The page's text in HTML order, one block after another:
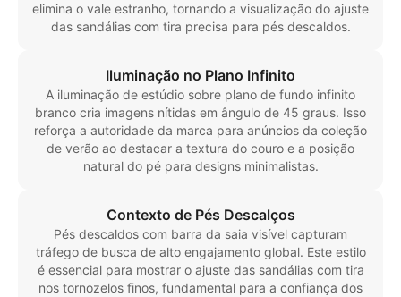
elimina o vale estranho, tornando a visualização do ajuste
das sandálias com tira precisa para pés descaldos.
Iluminação no Plano Infinito
A iluminação de estúdio sobre plano de fundo infinito
branco cria imagens nítidas em ângulo de 45 graus. Isso
reforça a autoridade da marca para anúncios da coleção
de verão ao destacar a textura do couro e a posição
natural do pé para designs minimalistas.
Contexto de Pés Descalços
Pés descaldos com barra da saia visível capturam
tráfego de busca de alto engajamento global. Este estilo
é essencial para mostrar o ajuste das sandálias com tira
nos tornozelos finos, fundamental para a confiança dos